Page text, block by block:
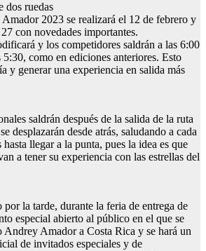
dos ruedas
2023 se realizará el 12 de febrero y
con novedades importantes.
y los competidores saldrán a las 6:00
como en ediciones anteriores. Esto
y generar una experiencia en salida más
saldrán después de la salida de la ruta
desplazarán desde atrás, saludando a cada
llegar a la punta, pues la idea es que
a tener su experiencia con las estrellas del
por la tarde, durante la feria de entrega de
especial abierto al público en el que se
Andrey Amador a Costa Rica y se hará un
de invitados especiales y de